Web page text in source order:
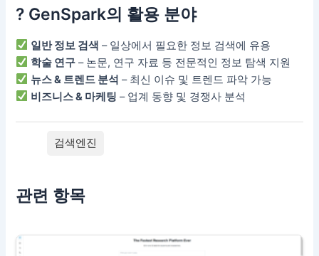
? GenSpark의 활용 분야
일반 정보 검색 – 일상에서 필요한 정보 검색에 유용
학술 연구 – 논문, 연구 자료 등 전문적인 정보 탐색 지원
뉴스 & 트렌드 분석 – 최신 이슈 및 트렌드 파악 가능
비즈니스 & 마케팅 – 업계 동향 및 경쟁사 분석
검색엔진
관련 항목